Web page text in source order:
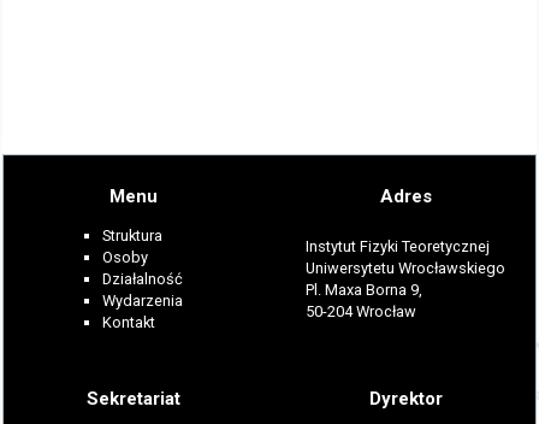
Menu
Struktura
Osoby
Działalność
Wydarzenia
Kontakt
Adres
Instytut Fizyki Teoretycznej
Uniwersytetu Wrocławskiego
Pl. Maxa Borna 9,
50-204 Wrocław
Sekretariat Dyrektor